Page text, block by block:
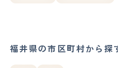
福井県の市区町村から探